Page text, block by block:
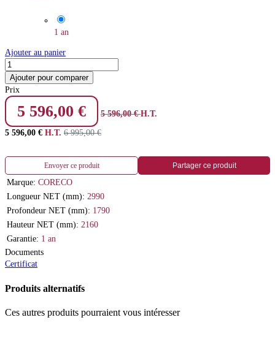
1 an
Ajouter au panier
Ajouter pour comparer
Prix
5 596,00 € 5 596,00€ H.T.
5 596,00 € H.T. 6 995,00€
Envoyer ce produit Partager ce produit
Marque: CORECO
Longueur NET (mm): 2990
Profondeur NET (mm): 1790
Hauteur NET (mm): 2160
Garantie: 1 an
Documents
Certificat
Produits alternatifs
Ces autres produits pourraient vous intéresser